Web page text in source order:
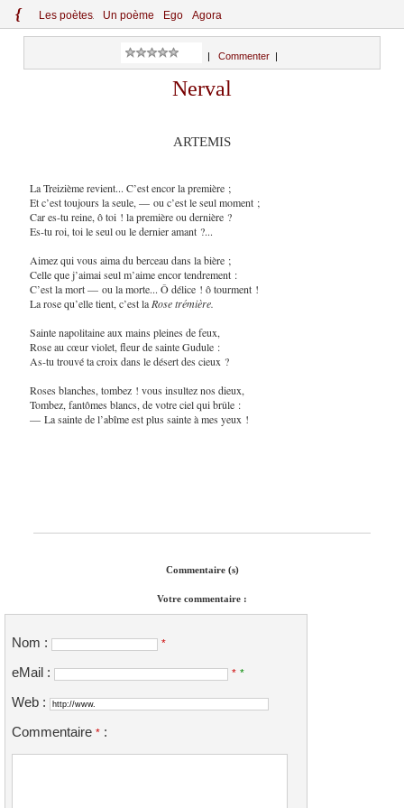
{ Les poètes Un poème Ego Agora
Commenter
Nerval
ARTEMIS
La Treizième revient... C’est encor la première ;
Et c’est toujours la seule, — ou c’est le seul moment ;
Car es-tu reine, ô toi ! la première ou dernière ?
Es-tu roi, toi le seul ou le dernier amant ?...
Aimez qui vous aima du berceau dans la bière ;
Celle que j’aimai seul m’aime encor tendrement :
C’est la mort — ou la morte... Ô délice ! ô tourment !
La rose qu’elle tient, c’est la Rose trémière.
Sainte napolitaine aux mains pleines de feux,
Rose au cœur violet, fleur de sainte Gudule :
As-tu trouvé ta croix dans le désert des cieux ?
Roses blanches, tombez ! vous insultez nos dieux,
Tombez, fantômes blancs, de votre ciel qui brûle :
— La sainte de l’abîme est plus sainte à mes yeux !
Commentaire (s)
Votre commentaire :
Nom : *
eMail : * *
Web :
Commentaire * :